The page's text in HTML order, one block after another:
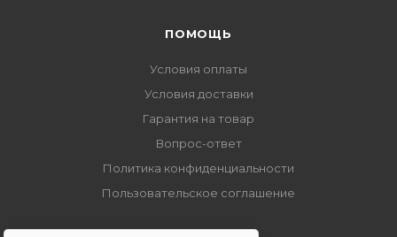
ПОМОЩЬ
Условия оплаты
Условия доставки
Гарантия на товар
Вопрос-ответ
Политика конфиденциальности
Пользовательское соглашение